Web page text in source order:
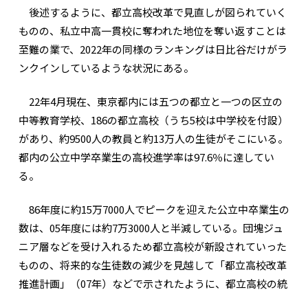
後述するように、都立高校改革で見直しが図られていく
ものの、私立中高一貫校に奪われた地位を奪い返すことは
至難の業で、2022年の同様のランキングは日比谷だけがラ
ンクインしているような状況にある。
22年4月現在、東京都内には五つの都立と一つの区立の
中等教育学校、186の都立高校（うち5校は中学校を付設）
があり、約9500人の教員と約13万人の生徒がそこにいる。
都内の公立中学卒業生の高校進学率は97.6％に達してい
る。
86年度に約15万7000人でピークを迎えた公立中卒業生の
数は、05年度には約7万3000人と半減している。団塊ジュ
ニア層などを受け入れるため都立高校が新設されていった
ものの、将来的な生徒数の減少を見越して「都立高校改革
推進計画」（07年）などで示されたように、都立高校の統